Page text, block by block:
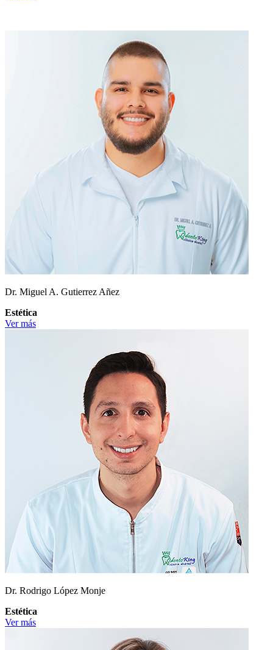
Dr. Miguel A. Gutierrez Añez
Estética
Ver más
Dr. Rodrigo López Monje
Estética
Ver más